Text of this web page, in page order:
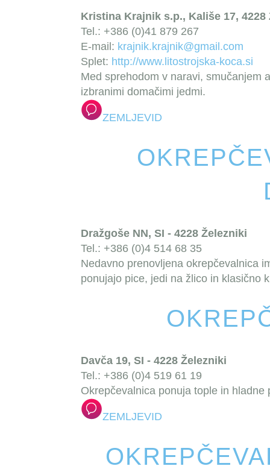
Kristina Krajnik s.p., Kališe 17, 4228
Tel.: +386 (0)41 879 267
E-mail: krajnik.krajnik@gmail.com
Splet: http://www.litostrojska-koca.si
Med sprehodom v naravi, smučanjem
izbranimi domačimi jedmi.
ZEMLJEVID
Dražgoše NN, SI - 4228 Železniki
Tel.: +386 (0)4 514 68 35
Nedavno prenovljena okrepčevalnica
ponujajo pice, jedi na žlico in klasično
Davča 19, SI - 4228 Železniki
Tel.: +386 (0)4 519 61 19
Okrepčevalnica ponuja tople in
ZEMLJEVID